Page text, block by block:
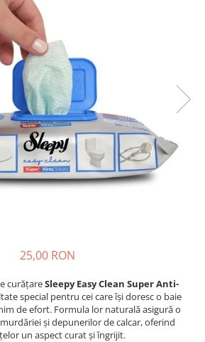
& Rezerve
Fose
25,00 RON
curățareSleepy Easy Clean Super Anti-
special pentru cei care își doresc o baie
de efort. Formula lor naturală asigură o
și depunerilor de calcar, oferind
un aspect curat și îngrijit.